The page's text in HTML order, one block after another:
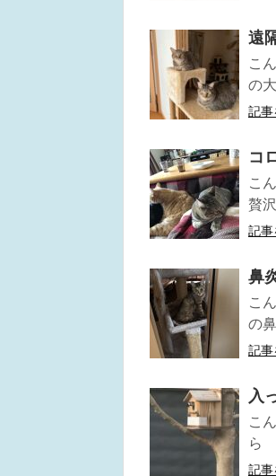
遠
こ
の
記事
コ
こ
贅
記事
鼻
こ
の
記事
入
こ
ら
記事